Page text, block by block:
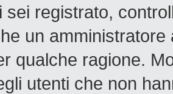
sei registrato,
un
qualche ragione.
utenti che non